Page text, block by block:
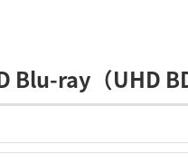
ray（UHD